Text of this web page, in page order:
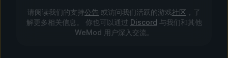
请阅读我们的支持公告 或访问我们活跃的游戏社区 ，了
解更多相关信息。 你也可以通过 Discord 与我们和其他
WeMod 用户深入交流。